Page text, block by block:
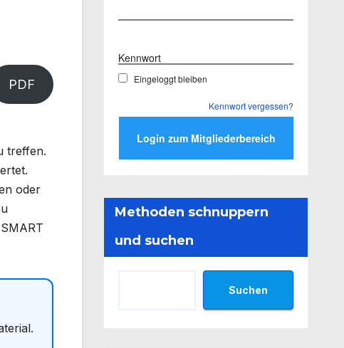
PDF
treffen.
oder
Kennwort
Eingeloggt bleiben
Kennwort vergessen?
Methoden schnuppern
und suchen
Suchen